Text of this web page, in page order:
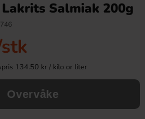
07-
Salmiak 200g
134.50 kr / kilo or liter
Overvåke